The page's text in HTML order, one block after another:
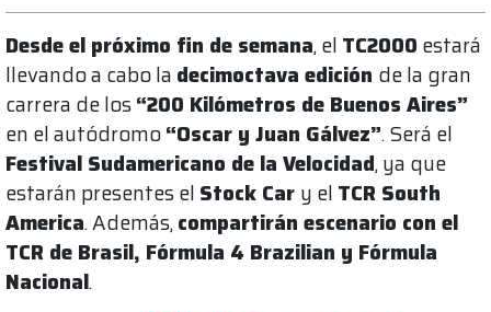
Desde el próximo fin de semana, el TC2000 estará
llevando a cabo la decimoctava edición de la gran
carrera de los“200 Kilómetros de Buenos Aires”
en el autódromo“Oscar y Juan Gálvez”. Será el
Festival Sudamericano de la Velocidad, ya que
estarán presentes el Stock Car y el TCR South
America. Además,compartirán escenario con el
TCR de Brasil, Fórmula 4 Brazilian y Fórmula
Nacional.